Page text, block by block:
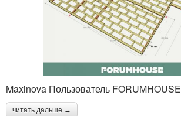
Maxinova Пользователь FORUMHOUSE
читать дальше →